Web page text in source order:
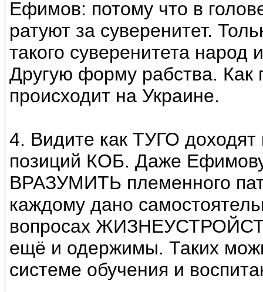
Ефимов: потому что в
ратуют за суверенитет.
такого суверенитета
Другую форму рабства. Как
происходит на Украине.
4. Видите как ТУГО
позиций КОБ. Даже
ВРАЗУМИТЬ племенного
каждому дано
вопросах
ещё и одержимы. Таких
системе обучения и